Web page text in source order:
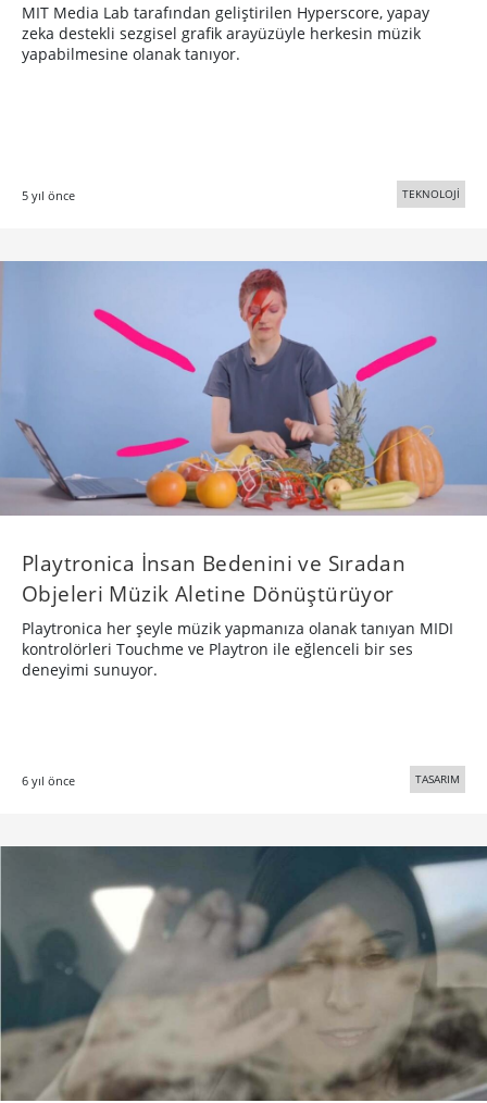
MIT Media Lab tarafından geliştirilen Hyperscore, yapay
zeka destekli sezgisel grafik arayüzüyle herkesin müzik
yapabilmesine olanak tanıyor.
5 yıl önce TEKNOLOJİ
Playtronica İnsan Bedenini ve Sıradan
Objeleri Müzik Aletine Dönüştürüyor
Playtronica her şeyle müzik yapmanıza olanak tanıyan MIDI
kontrolörleri Touchme ve Playtron ile eğlenceli bir ses
deneyimi sunuyor.
6 yıl önce TASARIM